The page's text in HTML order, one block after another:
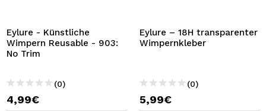
Durch die Erstellung eines Kontos bei Maquillalia.de
können Sie Ihre Einkäufe schnell tätigen, den Status Ihrer
Eylure - Künstliche
Wimpern Reusable - 903:
No Trim
(0)
4,99€
Eylure – 18H transparenter
Wimpernkleber
(0)
5,99€